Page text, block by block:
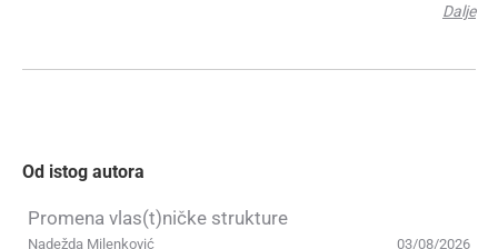
Dalje
Od istog autora
Promena vlas(t)ničke strukture
03/08/2026
Nadežda Milenković